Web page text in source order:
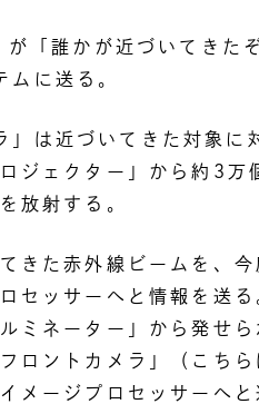
「誰かが近づいてきた
に送る。
は近づいてきた対象に
ジェクター」から約3万
放射する。
きた赤外線ビームを、今
セッサーへと情報を送
ミネーター」から発せ
ロントカメラ」（こち
メージプロセッサーへと